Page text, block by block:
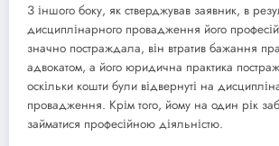
З іншого боку, як стверджував заявник, в
дисциплінарного провадження його
значно постраждала, він втратив бажання
адвокатом, а його юридична практика
оскільки кошти були відвернуті на
провадження. Крім того, йому на один рік
займатися професійною діяльністю.